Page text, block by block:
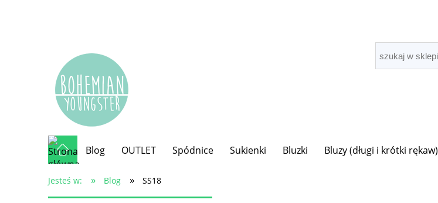
Blog OUTLET Spódnice Sukienki Bluzki Bluzy (długi i krótki rękaw)
Jesteś w: » Blog » SS18